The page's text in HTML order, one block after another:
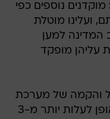
מצדיק לכל הדעות תקצוב של 5 מוקדנים נוספים כפי
ועלינו מוטלת
המדינה למען
עליהן מופקד
והקמה של מערכת
כזאת, לא אמורה בשום צורה ואופן לעלות יותר מ-3